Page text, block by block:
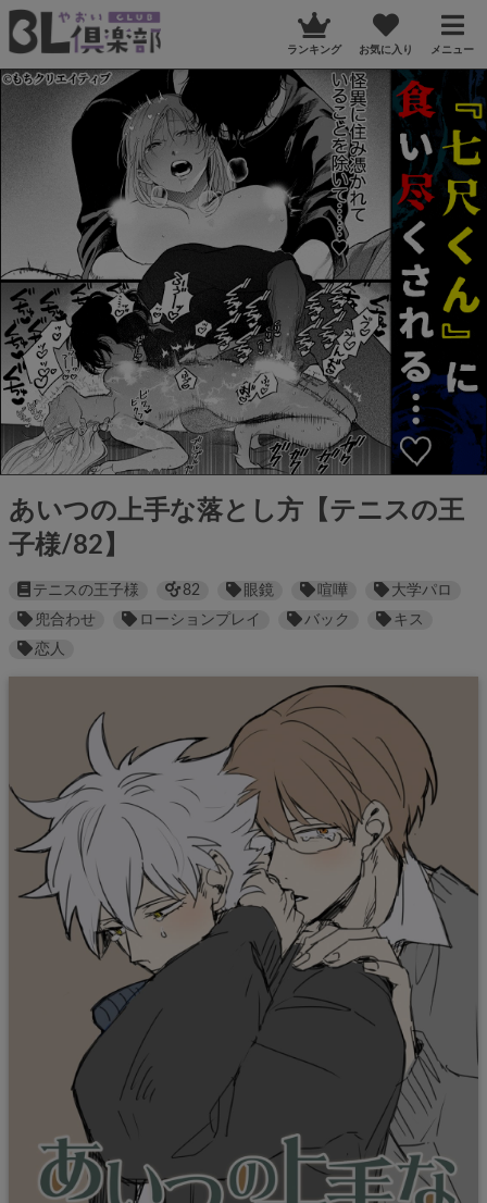
ランキング お気に入り メニュー
あいつの上手な落とし方【テニスの王
子様/82】
テニスの王子様 82 眼鏡 喧嘩
大学パロ
兜合わせ
ローションプレイ バック
キス
恋人